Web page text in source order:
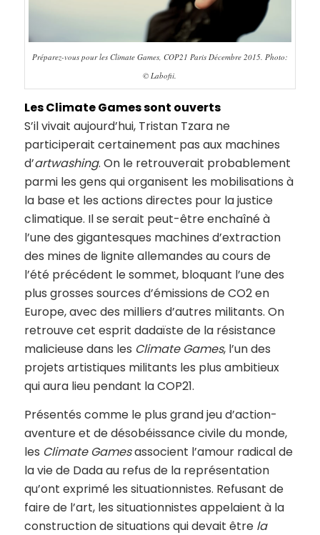
Préparez-vous pour les Climate Games, COP21 Paris Décembre 2015. Photo:
© Labofii.
Les Climate Games sont ouverts
S’il vivait aujourd’hui, Tristan Tzara ne
participerait certainement pas aux machines
d’artwashing. On le retrouverait probablement
parmi les gens qui organisent les mobilisations à
la base et les actions directes pour la justice
climatique. Il se serait peut-être enchaîné à
l’une des gigantesques machines d’extraction
des mines de lignite allemandes au cours de
l’été précédent le sommet, bloquant l’une des
plus grosses sources d’émissions de CO2 en
Europe, avec des milliers d’autres militants. On
retrouve cet esprit dadaïste de la résistance
malicieuse dans les Climate Games, l’un des
projets artistiques militants les plus ambitieux
qui aura lieu pendant la COP21.
Présentés comme le plus grand jeu d’action-
aventure et de désobéissance civile du monde,
les Climate Gamesassocient l’amour radical de
la vie de Dada au refus de la représentation
qu’ont exprimé les situationnistes. Refusant de
faire de l’art, les situationnistes appelaient à la
construction de situations qui devait être la